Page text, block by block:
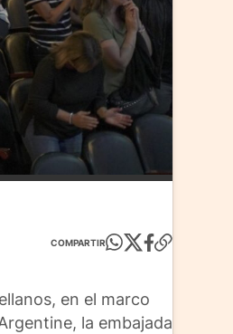
COMPARTIR
en el marco
la embajada